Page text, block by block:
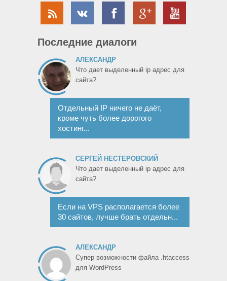
Последние диалоги
АЛЕКСАНДР
Что дает выделенный ip адрес для
сайта?
Отдельный IP ничего не даёт,
кроме чуть более дорогого
хостинг...
СЕРГЕЙ НЕСТЕРОВСКИЙ
Что дает выделенный ip адрес для
сайта?
Если на VPS располагается более
30 сайтов, лучше брать отдельн...
АЛЕКСАНДР
Супер возможности файла .htaccess
для WordPress